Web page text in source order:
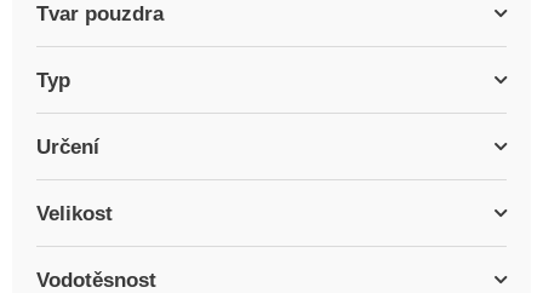
Tvar pouzdra
Typ
Určení
Velikost
Vodotěsnost